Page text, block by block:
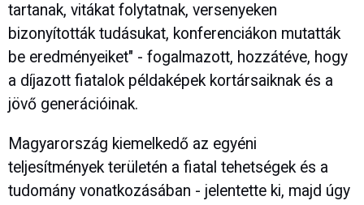
tartanak, vitákat folytatnak, versenyeken
bizonyították tudásukat, konferenciákon mutatták
be eredményeiket" - fogalmazott, hozzátéve, hogy
a díjazott fiatalok példaképek kortársaiknak és a
jövő generációinak.
Magyarország kiemelkedő az egyéni
teljesítmények területén a fiatal tehetségek és a
tudomány vonatkozásában - jelentette ki, majd úgy